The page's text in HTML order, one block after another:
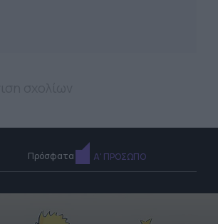
Πρόσφατα Α' ΠΡΟΣΩΠΟ